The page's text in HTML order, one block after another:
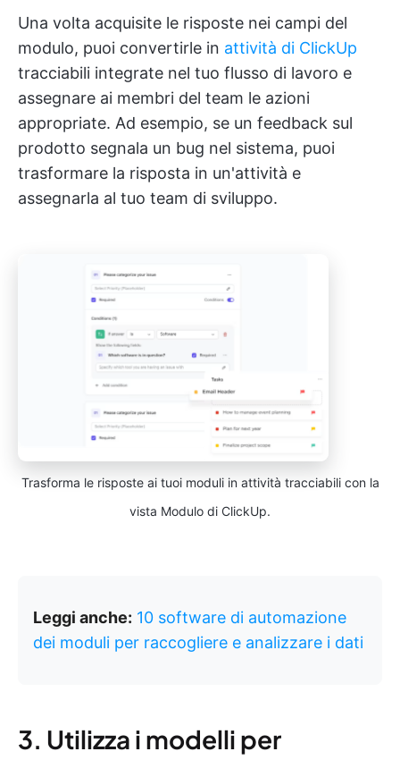
Una volta acquisite le risposte nei campi del
modulo, puoi convertirle in attività di ClickUp
tracciabili integrate nel tuo flusso di lavoro e
assegnare ai membri del team le azioni
appropriate. Ad esempio, se un feedback sul
prodotto segnala un bug nel sistema, puoi
trasformare la risposta in un'attività e
assegnarla al tuo team di sviluppo.
Trasforma le risposte ai tuoi moduli in attività tracciabili con la
vista Modulo di ClickUp.
Leggi anche: 10 software di automazione
dei moduli per raccogliere e analizzare i dati
3. Utilizza i modelli per